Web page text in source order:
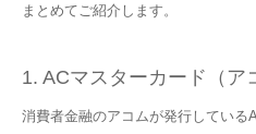
まとめてご紹介します。
1. ACマスターカード（ア
消費者金融のアコムが発行している